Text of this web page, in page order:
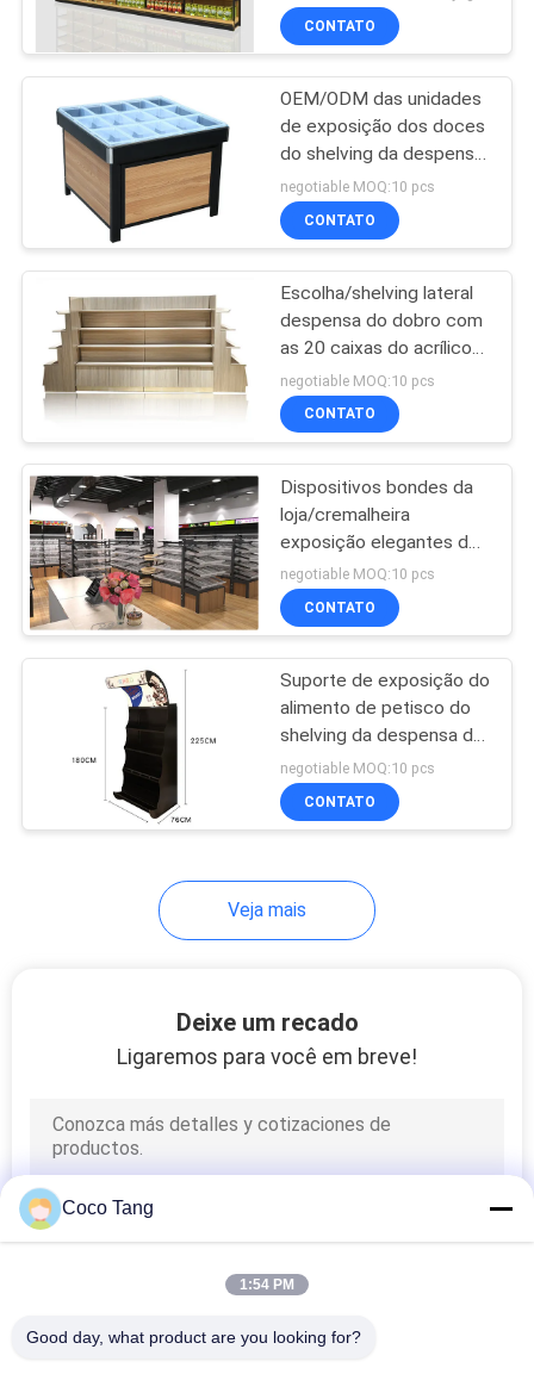
cadeia/shelving
mercearia da gôndola
CONTATO
OEM/ODM das unidades
de exposição dos doces
do shelving da despensa
do supermercado
aceitável
negotiable MOQ:10 pcs
CONTATO
Escolha/shelving lateral
despensa do dobro com
as 20 caixas do acrílico
dos PCes
900*450*1350mm
negotiable MOQ:10 pcs
CONTATO
Dispositivos bondes da
loja/cremalheira
exposição elegantes do
petisco com quadro
forte do metal
negotiable MOQ:10 pcs
CONTATO
Suporte de exposição do
alimento de petisco do
shelving da despensa do
shopping com anúncio da
caixa leve
negotiable MOQ:10 pcs
CONTATO
Veja mais
Deixe um recado
Ligaremos para você em breve!
Coco Tang
1:54 PM
Good day, what product are you looking for?